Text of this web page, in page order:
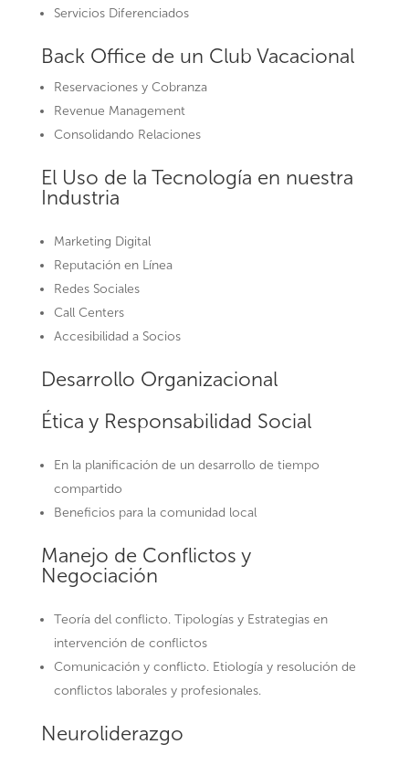
Servicios Diferenciados
Back Office de un Club Vacacional
Reservaciones y Cobranza
Revenue Management
Consolidando Relaciones
El Uso de la Tecnología en nuestra
Industria
Marketing Digital
Reputación en Línea
Redes Sociales
Call Centers
Accesibilidad a Socios
Desarrollo Organizacional
Ética y Responsabilidad Social
En la planificación de un desarrollo de tiempo
compartido
Beneficios para la comunidad local
Manejo de Conflictos y
Negociación
Teoría del conflicto. Tipologías y Estrategias en
intervención de conflictos
Comunicación y conflicto. Etiología y resolución de
conflictos laborales y profesionales.
Neuroliderazgo